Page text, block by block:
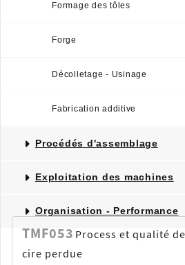
Formage des tôles
Forge
Décolletage - Usinage
Fabrication additive
Procédés d'assemblage
Exploitation des machines
Organisation - Performance
TMF053 Process et qualité
cire perdue